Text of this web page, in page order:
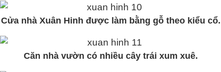
Cửa nhà Xuân Hinh được làm bằng gỗ theo kiểu cổ.
Căn nhà vườn có nhiều cây trái xum xuê.